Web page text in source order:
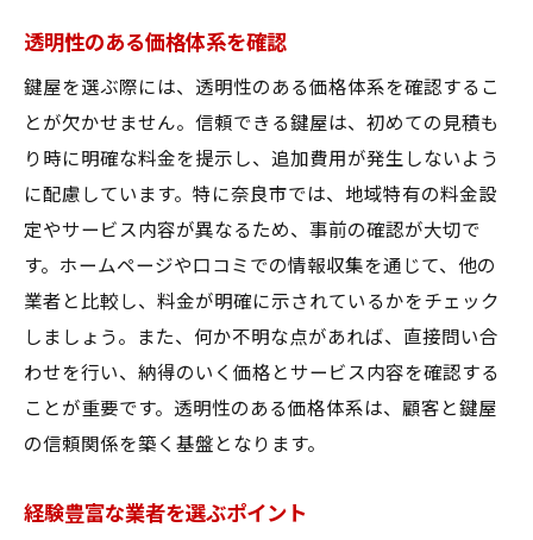
奈良市で信頼できる鍵屋を見つけるための確認
信頼性の高い鍵屋を選ぶチェックリスト
実績と経験の確認方法
地域密着型のサービスを選ぶ利点
顧客評価の高い業者を探す
サービス内容の詳細確認
安心の保証制度を確認するポイント
鍵屋が提供する主要なサービスとは
サービス内容の比較と選び方
透明性のある価格体系を確認
鍵屋を選ぶ際には、透明性のある価格体系を確認するこ
とが欠かせません。信頼できる鍵屋は、初めての見積も
り時に明確な料金を提示し、追加費用が発生しないよう
に配慮しています。特に奈良市では、地域特有の料金設
定やサービス内容が異なるため、事前の確認が大切で
す。ホームページや口コミでの情報収集を通じて、他の
業者と比較し、料金が明確に示されているかをチェック
しましょう。また、何か不明な点があれば、直接問い合
わせを行い、納得のいく価格とサービス内容を確認する
ことが重要です。透明性のある価格体系は、顧客と鍵屋
の信頼関係を築く基盤となります。
経験豊富な業者を選ぶポイント